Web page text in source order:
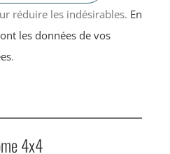
réduire les indésirables. En
les données de vos
.
4x4